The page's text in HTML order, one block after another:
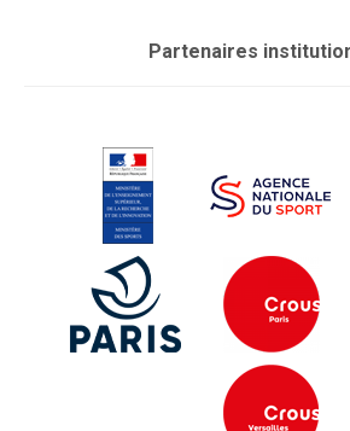
Partenaires